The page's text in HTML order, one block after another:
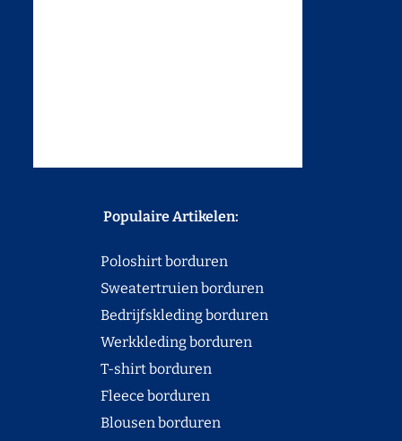
Populaire Artikelen:
Poloshirt borduren
Sweatertruien borduren
Bedrijfskleding borduren
Werkkleding borduren
T-shirt borduren
Fleece borduren
Blousen borduren